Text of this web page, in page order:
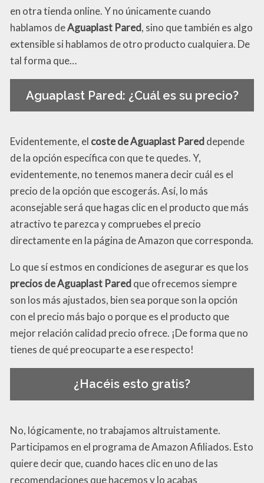
en otra tienda online. Y no únicamente cuando
hablamos deAguaplast Pared, sino que también es algo
extensible si hablamos de otro producto cualquiera. De
tal forma que…
Aguaplast Pared: ¿Cuál es su precio?
Evidentemente, el coste de Aguaplast Pared depende
de la opción específica con que te quedes. Y,
evidentemente, no tenemos manera decir cuál es el
precio de la opción que escogerás. Así, lo más
aconsejable será que hagas clic en el producto que más
atractivo te parezca y compruebes el precio
directamente en la página de Amazon que corresponda.
Lo que sí estmos en condiciones de asegurar es que los
precios de Aguaplast Pared que ofrecemos siempre
son los más ajustados, bien sea porque son la opción
con el precio más bajo o porque es el producto que
mejor relación calidad precio ofrece. ¡De forma que no
tienes de qué preocuparte a ese respecto!
¿Hacéis esto gratis?
No, lógicamente, no trabajamos altruistamente.
Participamos en el programa de Amazon Afiliados. Esto
quiere decir que, cuando haces clic en uno de las
recomendaciones que hacemos y lo acabas